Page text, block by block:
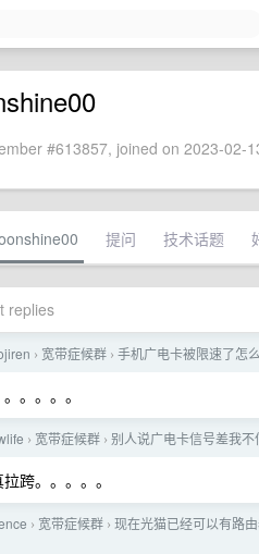
#613857, joined on 2023-02-
提问 技术话题
replies
› 宽带症候群 › 手机广电卡被限速了怎么
。。。。
› 宽带症候群 › 别人说广电卡信号差我
跨。。。。。
› 宽带症候群 › 现在光猫已经可以有路